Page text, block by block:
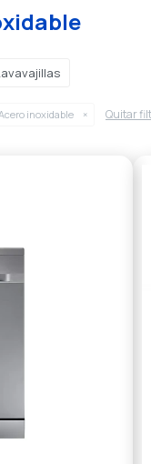
inoxidable Quitar